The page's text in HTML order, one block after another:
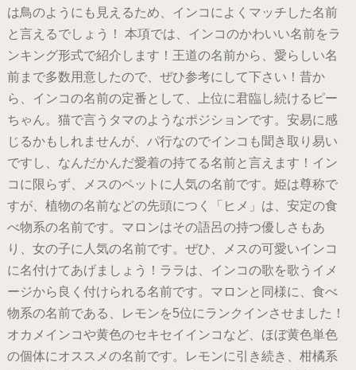
は鳥のようにも見えるため、インコによくマッチした名前
と言えるでしょう！ 本項では、インコのかわいい名前をラ
ンキング形式で紹介します！王道の名前から、愛らしい名
前まで多数用意したので、ぜひ参考にして下さい！昔か
ら、インコの名前の定番として、上位に君臨し続けるピー
ちゃん。猫で言うタマのようなポジションです。安易に感
じるかもしれませんが、パ行なのでインコも聞き取り易い
ですし、なんだかんだ愛着の持てる名前と言えます！イン
コに限らず、メスのペットに人気の名前です。姫は尊称で
すが、植物の名前などの先頭につく「ヒメ」は、安定の食
べ物系の名前です。マロンはその語呂の持つ優しさもあ
り、女の子に人気の名前です。ぜひ、メスの可愛いインコ
に名付けてあげましょう！ララは、インコの歌を歌うイメ
ージから良く付けられる名前です。マロンと同様に、食べ
物系の名前である、レモンを5位にランクインさせました！
オカメインコや黄色のセキセイインコなど、ほぼ黄色単色
の個体にオススメの名前です。レモンに引き続き、柑橘系